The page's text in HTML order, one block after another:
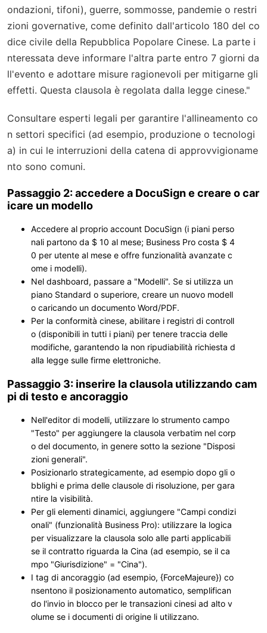
ondazioni, tifoni), guerre, sommosse, pandemie o restri
zioni governative, come definito dall'articolo 180 del co
dice civile della Repubblica Popolare Cinese. La parte i
nteressata deve informare l'altra parte entro 7 giorni da
ll'evento e adottare misure ragionevoli per mitigarne gli
effetti. Questa clausola è regolata dalla legge cinese."
Consultare esperti legali per garantire l'allineamento co
n settori specifici (ad esempio, produzione o tecnologi
a) in cui le interruzioni della catena di approvvigioname
nto sono comuni.
Passaggio 2: accedere a DocuSign e creare o car
icare un modello
Accedere al proprio account DocuSign (i piani perso
nali partono da $ 10 al mese; Business Pro costa $ 4
0 per utente al mese e offre funzionalità avanzate c
ome i modelli).
Nel dashboard, passare a "Modelli". Se si utilizza un
piano Standard o superiore, creare un nuovo modell
o caricando un documento Word/PDF.
Per la conformità cinese, abilitare i registri di controll
o (disponibili in tutti i piani) per tenere traccia delle
modifiche, garantendo la non ripudiabilità richiesta d
alla legge sulle firme elettroniche.
Passaggio 3: inserire la clausola utilizzando cam
pi di testo e ancoraggio
Nell'editor di modelli, utilizzare lo strumento campo
"Testo" per aggiungere la clausola verbatim nel corp
o del documento, in genere sotto la sezione "Disposi
zioni generali".
Posizionarlo strategicamente, ad esempio dopo gli o
bblighi e prima delle clausole di risoluzione, per gara
ntire la visibilità.
Per gli elementi dinamici, aggiungere "Campi condizi
onali" (funzionalità Business Pro): utilizzare la logica
per visualizzare la clausola solo alle parti applicabili
se il contratto riguarda la Cina (ad esempio, se il ca
mpo "Giurisdizione" = "Cina").
I tag di ancoraggio (ad esempio, {ForceMajeure}) co
nsentono il posizionamento automatico, semplifican
do l'invio in blocco per le transazioni cinesi ad alto v
olume se i documenti di origine li utilizzano.